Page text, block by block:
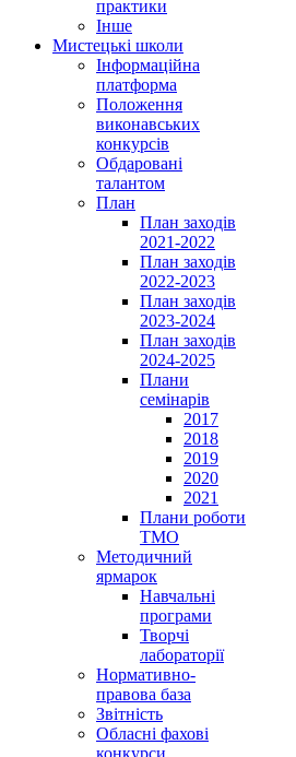
практики
Інше
Мистецькі школи
Інформаційна
платформа
Положення
виконавських
конкурсів
Обдаровані
талантом
План
План заходів
2021-2022
План заходів
2022-2023
План заходів
2023-2024
План заходів
2024-2025
Плани
семінарів
2017
2018
2019
2020
2021
Плани роботи
ТМО
Методичний
ярмарок
Навчальні
програми
Творчі
лабораторії
Нормативно-
правова база
Звітність
Обласні фахові
конкурси.